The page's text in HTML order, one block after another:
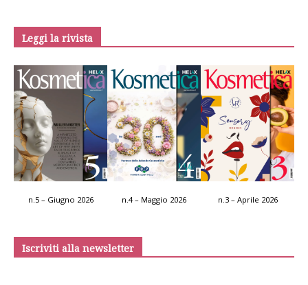
Leggi la rivista
n.5 – Giugno 2026 n.4 – Maggio 2026 n.3 – Aprile 2026
Iscriviti alla newsletter